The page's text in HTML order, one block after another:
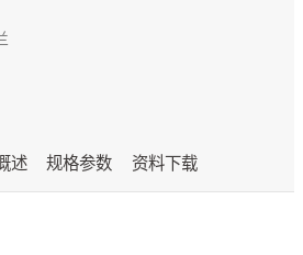
述 规格参数 资料下载